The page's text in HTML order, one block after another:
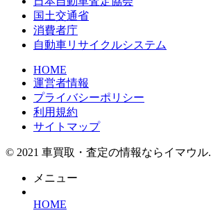
国土交通省
消費者庁
自動車リサイクルシステム
HOME
運営者情報
プライバシーポリシー
利用規約
サイトマップ
© 2021 車買取・査定の情報ならイマウル.
メニュー
HOME